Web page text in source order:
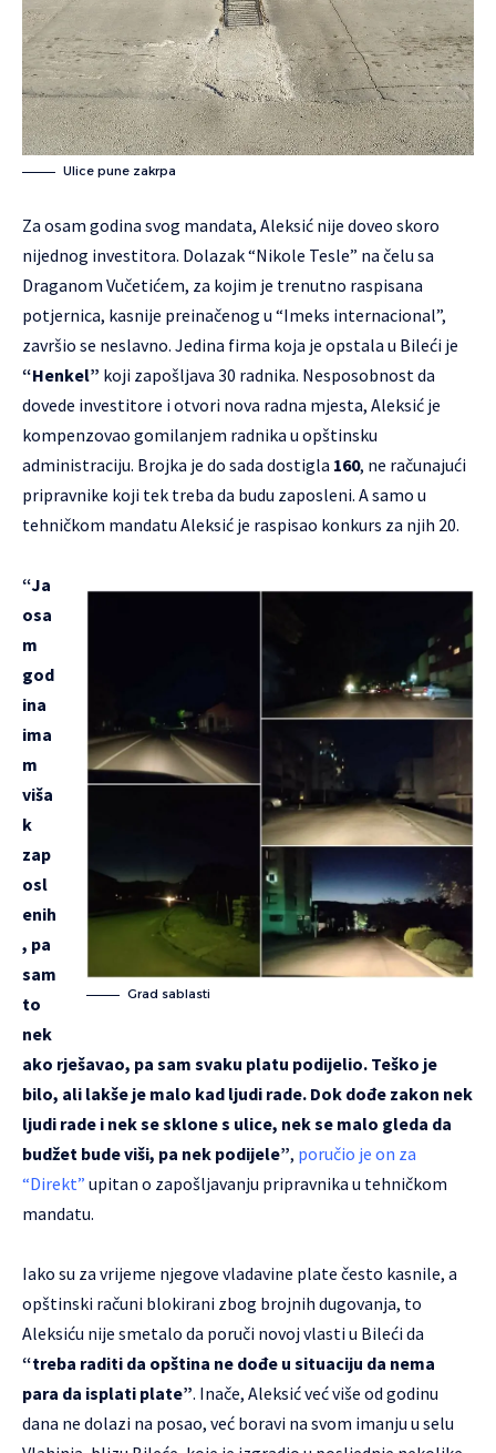
Ulice pune zakrpa
Za osam godina svog mandata, Aleksić nije doveo skoro
nijednog investitora. Dolazak “Nikole Tesle” na čelu sa
Draganom Vučetićem, za kojim je trenutno raspisana
potjernica, kasnije preinačenog u “Imeks internacional”,
završio se neslavno. Jedina firma koja je opstala u Bileći je
“Henkel” koji zapošljava 30 radnika. Nesposobnost da
dovede investitore i otvori nova radna mjesta, Aleksić je
kompenzovao gomilanjem radnika u opštinsku
administraciju. Brojka je do sada dostigla 160, ne računajući
pripravnike koji tek treba da budu zaposleni. A samo u
tehničkom mandatu Aleksić je raspisao konkurs za njih 20.
Grad sablasti
“Ja
osa
m
god
ina
ima
m
viša
k
zap
osl
enih
, pa
sam
to
nek
ako rješavao, pa sam svaku platu podijelio. Teško je
bilo, ali lakše je malo kad ljudi rade. Dok dođe zakon nek
ljudi rade i nek se sklone s ulice, nek se malo gleda da
budžet bude viši, pa nek podijele”, poručio je on za
“Direkt” upitan o zapošljavanju pripravnika u tehničkom
mandatu.
Iako su za vrijeme njegove vladavine plate često kasnile, a
opštinski računi blokirani zbog brojnih dugovanja, to
Aleksiću nije smetalo da poruči novoj vlasti u Bileći da
“treba raditi da opština ne dođe u situaciju da nema
para da isplati plate”. Inače, Aleksić već više od godinu
dana ne dolazi na posao, već boravi na svom imanju u selu